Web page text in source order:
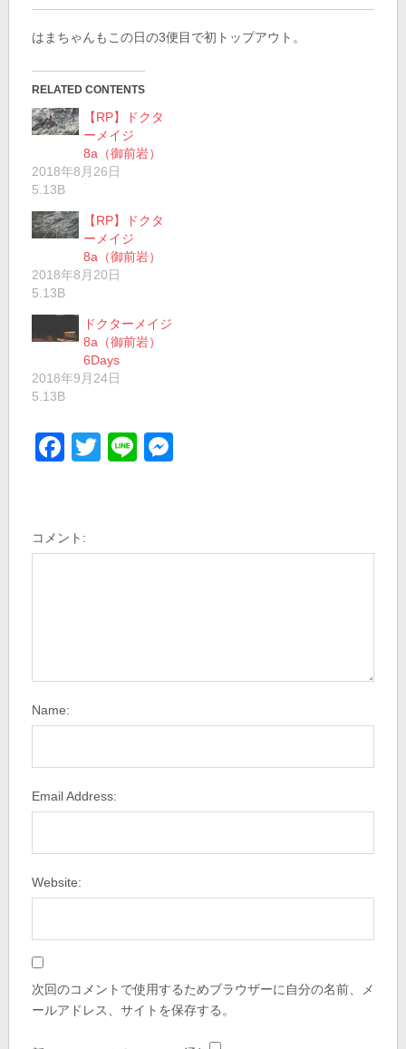
はまちゃんもこの日の3便目で初トップアウト。
RELATED CONTENTS
【RP】ドクタ
ーメイジ
8a（御前岩）
2018年8月26日
5.13B
【RP】ドクタ
ーメイジ
8a（御前岩）
2018年8月20日
5.13B
ドクターメイジ
8a（御前岩）
6Days
2018年9月24日
5.13B
Facebook
Twitter
Line
コメント:
Name:
Email Address:
Website:
次回のコメントで使用するためブラウザーに自分の名前、メ
ールアドレス、サイトを保存する。